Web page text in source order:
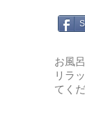
お風
リラ
てく